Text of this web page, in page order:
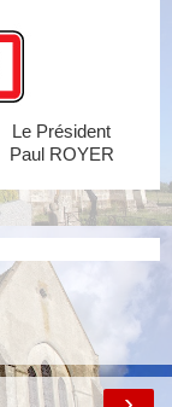
Le Président
Paul ROYER